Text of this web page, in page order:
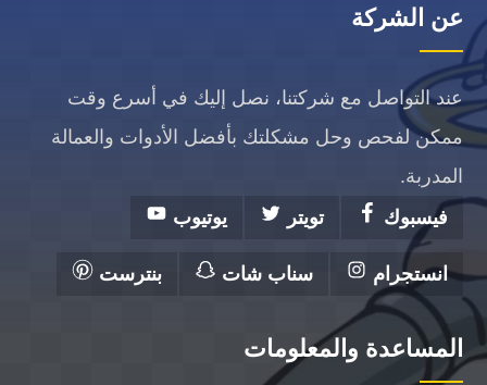
عن الشركة
عند التواصل مع شركتنا، نصل إليك في أسرع وقت
ممكن لفحص وحل مشكلتك بأفضل الأدوات والعمالة
المدربة.
فيسبوك
تويتر يوتيوب
انستجرام سناب شات بنترست
المساعدة والمعلومات